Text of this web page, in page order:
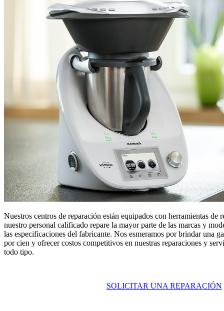
Nuestros centros de reparación están equipados con herramientas de
nuestro personal calificado repare la mayor parte de las marcas y
las especificaciones del fabricante. Nos esmeramos por brindar una
por cien y ofrecer costos competitivos en nuestras reparaciones y
todo tipo.
SOLICITAR UNA REPARACIÓN